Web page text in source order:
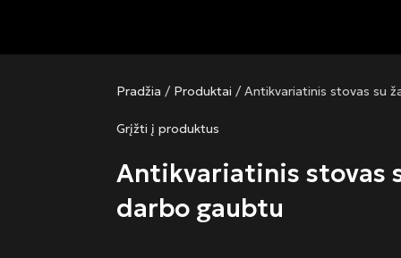
Pradžia / Produktai / Antikvariatinis stovas su
Grįžti į produktus
Antikvariatinis stovas
darbo gaubtu